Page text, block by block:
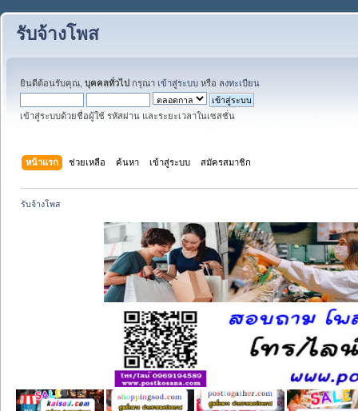
รับจ้างโพส
ยินดีต้อนรับคุณ, บุคคลทั่วไป กรุณา เข้าสู่ระบบ หรือ ลงทะเบียน
เข้าสู่ระบบด้วยชื่อผู้ใช้ รหัสผ่าน และระยะเวลาในเซสชั่น
หน้าแรก ช่วยเหลือ ค้นหา เข้าสู่ระบบ สมัครสมาชิก
รับจ้างโพส